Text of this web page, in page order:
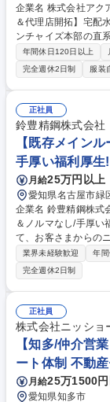
企業名 株式会社アクアクララレモン 求人
＆代理店開拓】宅配水業界/未経験歓
ンチャイズ本部の直
す。【業務内容】■
との企画･実行■代理店開拓 【業務詳細】■アクアクララの
介してい頂く代理店
ウォーターサーバー
商業施設・ショッピ
営管理 【変更範囲：当社が定める業
営管理＆代理店開拓
年間休日120日以上
完全週休2日制
服装
正社員
鈴豊精鋼株式会社
【既存メイン
手厚い福利厚生
月給25万円以上
愛知県名古屋市緑
企業名 鈴豊精鋼株式会社 求人名 【既存メインルート営業/愛
＆ノルマなし/手厚い福利厚生！ 仕事の内容 創
て、お客さまからの
納品までのスケジュ
飛び込み営業やノルマは一切ありま
の管理 ■納期等のス
まの要望に応えるた
ーと協力してオーダ
「売る」だけでない高
職種 【既存メイン
生！
業界未経験歓迎 年
完全週休2日制
正社員
株式会社ニッショ
【知多/仲介営
ート体制 不動
月給25万1500
愛知県知多市